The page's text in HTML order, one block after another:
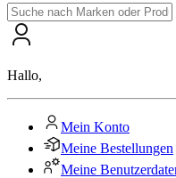
Hallo,
Mein Konto
Meine Bestellungen
Meine